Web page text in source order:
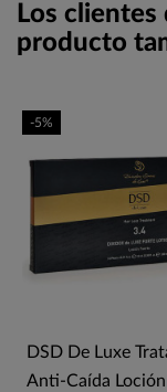
Los
producto
DSD De Luxe
Anti-Caída
-5%